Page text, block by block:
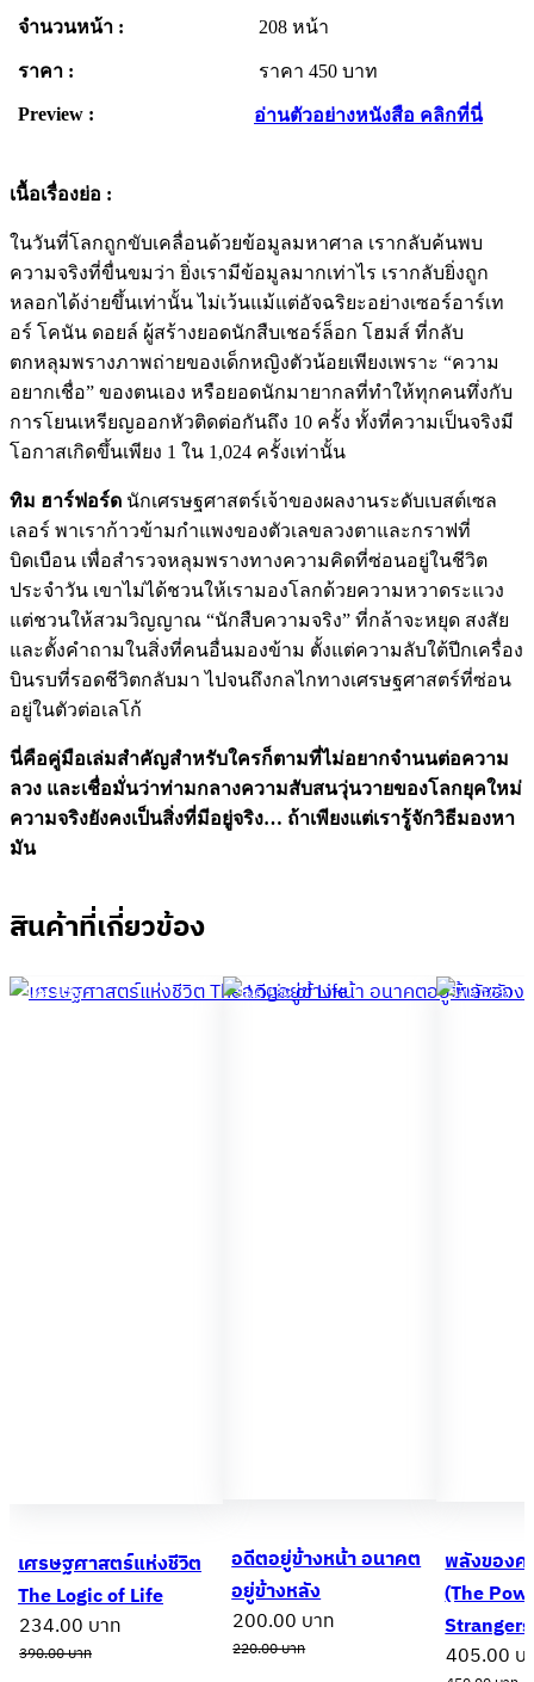
จำนวนหน้า :
208 หน้า
ราคา : ราคา 450 บาท
Preview : อ่านตัวอย่างหนังสือ คลิกที่นี่
เนื้อเรื่องย่อ :
ในวันที่โลกถูกขับเคลื่อนด้วยข้อมูลมหาศาล เรากลับค้นพบ
ความจริงที่ขื่นขมว่า ยิ่งเรามีข้อมูลมากเท่าไร เรากลับยิ่งถูก
หลอกได้ง่ายขึ้นเท่านั้น ไม่เว้นแม้แต่อัจฉริยะอย่างเซอร์อาร์เท
อร์ โคนัน ดอยล์ ผู้สร้างยอดนักสืบเชอร์ล็อก โฮมส์ ที่กลับ
ตกหลุมพรางภาพถ่ายของเด็กหญิงตัวน้อยเพียงเพราะ “ความ
อยากเชื่อ” ของตนเอง หรือยอดนักมายากลที่ทำให้ทุกคนทึ่งกับ
การโยนเหรียญออกหัวติดต่อกันถึง 10 ครั้ง ทั้งที่ความเป็นจริงมี
โอกาสเกิดขึ้นเพียง 1 ใน 1,024 ครั้งเท่านั้น
ทิม ฮาร์ฟอร์ด นักเศรษฐศาสตร์เจ้าของผลงานระดับเบสต์เซล
เลอร์ พาเราก้าวข้ามกำแพงของตัวเลขลวงตาและกราฟที่
บิดเบือน เพื่อสำรวจหลุมพรางทางความคิดที่ซ่อนอยู่ในชีวิต
ประจำวัน เขาไม่ได้ชวนให้เรามองโลกด้วยความหวาดระแวง
แต่ชวนให้สวมวิญญาณ “นักสืบความจริง” ที่กล้าจะหยุด สงสัย
และตั้งคำถามในสิ่งที่คนอื่นมองข้าม ตั้งแต่ความลับใต้ปีกเครื่อง
บินรบที่รอดชีวิตกลับมา ไปจนถึงกลไกทางเศรษฐศาสตร์ที่ซ่อน
อยู่ในตัวต่อเลโก้
นี่คือคู่มือเล่มสำคัญสำหรับใครก็ตามที่ไม่อยากจำนนต่อความ
ลวง และเชื่อมั่นว่าท่ามกลางความสับสนวุ่นวายของโลกยุคใหม่
ความจริงยังคงเป็นสิ่งที่มีอยู่จริง… ถ้าเพียงแต่เรารู้จักวิธีมองหา
มัน
สินค้าที่เกี่ยวข้อง
Sale 40%
เศรษฐศาสตร์แห่งชีวิต
The Logic of Life
390.00บาท
Original price was: 390.00 บาท.
234.00 บาท Current price is: 234.00 บาท.
Sale 9%
อดีตอยู่ข้างหน้า อนาคต
อยู่ข้างหลัง
220.00บาท
Original price was: 220.00 บาท.
200.00 บาท Current price is:
Sale 10%
พลังของ
(The
Original
405.00 บ